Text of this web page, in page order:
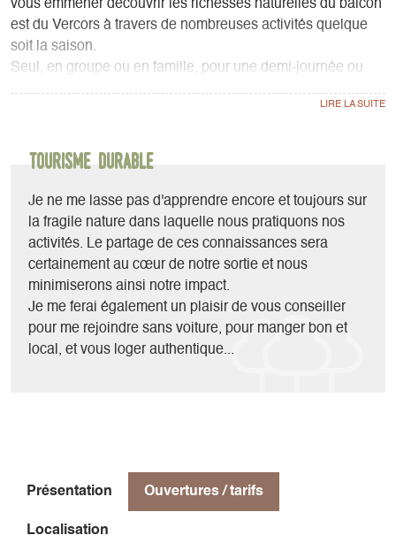
vous emmener découvrir les richesses naturelles du balcon
est du Vercors à travers de nombreuses activités quelque
soit la saison.
Seul, en groupe ou en famille, pour une demi-journée ou
un programme d'activités variées et adaptées à vos
- VTT, VAE : travaillons ensemble la technique de pilotage
organisons un raid itinérant sur plusieurs jours.
- Canyoning : sensation et rafraîchissement garantie dans le
canyon des moules marinières à deux pas de chez moi ou
dans un autre canyon du Vercors.
- Alpinisme : grimpez au sommet du mythique Mont Aiguille
sur les traces d'Antoine de Ville en 1492, traversez les
fameuses arêtes du Gerbier entre ciel et rocher ou pénétrez
dans les entrailles des hauts plateaux du Vercors par la
l'un des nombreux sites d'escalade sportive, tester
l'originalité de l'escalade sur des arbres spécialement
préparés ou lancez vous dans les grandes voies mythique
Tourisme durable
Je ne me lasse pas d'apprendre encore et toujours sur
la fragile nature dans laquelle nous pratiquons nos
activités. Le partage de ces connaissances sera
certainement au cœur de notre sortie et nous
minimiserons ainsi notre impact.
Je me ferai également un plaisir de vous conseiller
pour me rejoindre sans voiture, pour manger bon et
local, et vous loger authentique...
Présentation Ouvertures / tarifs
Localisation